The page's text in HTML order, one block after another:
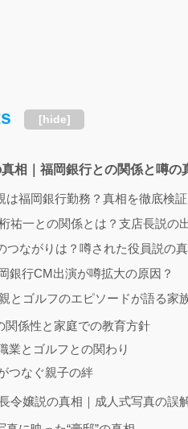
[hide]
相｜福岡銀行との関係と噂の
は福岡銀行勤務？真相を徹底検証
祐一との関係とは？支店長説の
つながりは？噂された役員説の
銀行CM出演が噂拡大の原因？
とゴルフのエピソードが語る家
関係性と家庭での教育方針
業とゴルフとの関わり
つなぐ親子の絆
令嬢説の真相｜成人式写真の誤